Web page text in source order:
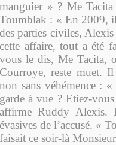
manguier » ? Me Tacita
Toumblak : « En 2009, il
des parties civiles,
cette affaire, tout a été
vous le dis, Me Tacita,
Courroye, reste muet. Il
non sans véhémence :
garde à vue ? Etiez-
affirme Ruddy Alexis.
évasives de l’accusé. «
faisait ce soir-là